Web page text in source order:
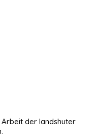
der landshuter